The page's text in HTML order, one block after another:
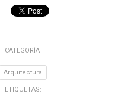
CATEGORÍA
Arquitectura
ETIQUETAS: